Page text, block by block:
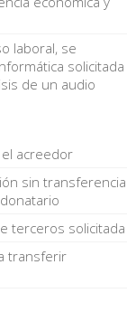
laboral, se
solicitada
de un audio
acreedor
sin transferencia
terceros solicitada
transferir